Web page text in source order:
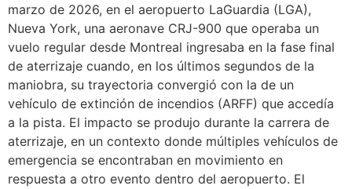
marzo de 2026, en el aeropuerto LaGuardia (LGA),
Nueva York, una aeronave CRJ-900 que operaba un
vuelo regular desde Montreal ingresaba en la fase final
de aterrizaje cuando, en los últimos segundos de la
maniobra, su trayectoria convergió con la de un
vehículo de extinción de incendios (ARFF) que accedía
a la pista. El impacto se produjo durante la carrera de
aterrizaje, en un contexto donde múltiples vehículos de
emergencia se encontraban en movimiento en
respuesta a otro evento dentro del aeropuerto. El